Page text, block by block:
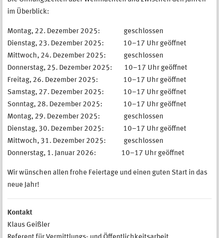
im Überblick:
Montag, 22. Dezember 2025: geschlossen
Dienstag, 23. Dezember 2025: 10–17 Uhr geöffnet
Mittwoch, 24. Dezember 2025: geschlossen
Donnerstag, 25. Dezember 2025: 10–17 Uhr geöffnet
Freitag, 26. Dezember 2025: 10–17 Uhr geöffnet
Samstag, 27. Dezember 2025: 10–17 Uhr geöffnet
Sonntag, 28. Dezember 2025: 10–17 Uhr geöffnet
Montag, 29. Dezember 2025: geschlossen
Dienstag, 30. Dezember 2025: 10–17 Uhr geöffnet
Mittwoch, 31. Dezember 2025: geschlossen
Donnerstag, 1. Januar 2026: 10–17 Uhr geöffnet
Wir wünschen allen frohe Feiertage und einen guten Start in das
neue Jahr!
Kontakt
Klaus Geißler